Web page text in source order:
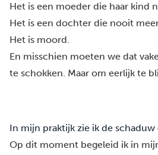
Het is een moeder die haar kind
Het is een dochter die nooit
Het is moord.
En misschien moeten we dat
te schokken. Maar om eerlijk te
In mijn praktijk zie ik de schaduw
Op dit moment begeleid ik in